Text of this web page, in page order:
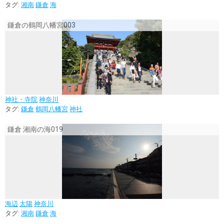
タグ: 湘南 鎌倉 海
鎌倉の鶴岡八幡宮003
神社・寺院 神奈川
タグ: 鎌倉 鶴岡八幡宮 神社
鎌倉 湘南の海019
海辺 太陽 神奈川
タグ: 湘南 鎌倉 海